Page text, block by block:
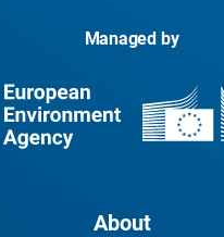
Managed by
About